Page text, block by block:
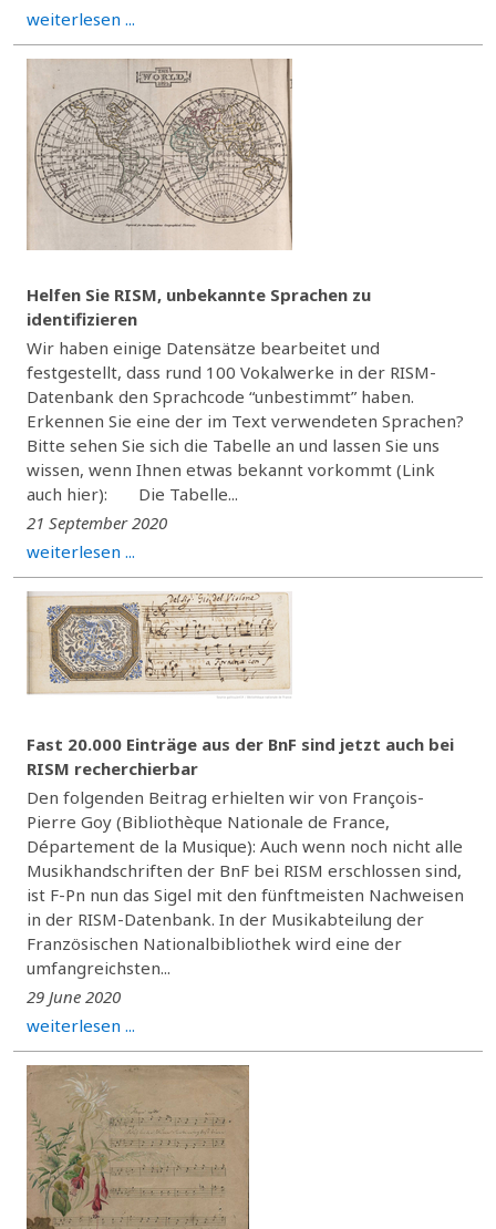
weiterlesen ...
Helfen Sie RISM, unbekannte Sprachen zu
identifizieren
Wir haben einige Datensätze bearbeitet und
festgestellt, dass rund 100 Vokalwerke in der RISM-
Datenbank den Sprachcode “unbestimmt” haben.
Erkennen Sie eine der im Text verwendeten Sprachen?
Bitte sehen Sie sich die Tabelle an und lassen Sie uns
wissen, wenn Ihnen etwas bekannt vorkommt (Link
auch hier): Die Tabelle...
21 September 2020
weiterlesen ...
Fast 20.000 Einträge aus der BnF sind jetzt auch bei
RISM recherchierbar
Den folgenden Beitrag erhielten wir von François-
Pierre Goy (Bibliothèque Nationale de France,
Département de la Musique): Auch wenn noch nicht alle
Musikhandschriften der BnF bei RISM erschlossen sind,
ist F-Pn nun das Sigel mit den fünftmeisten Nachweisen
in der RISM-Datenbank. In der Musikabteilung der
Französischen Nationalbibliothek wird eine der
umfangreichsten...
29 June 2020
weiterlesen ...